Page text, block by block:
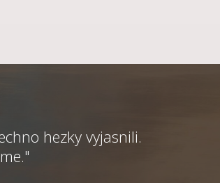
hezky vyjasnili.